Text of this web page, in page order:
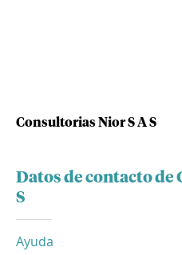
Consultorias Nior S A S
Datos de contacto de
S
Ayuda